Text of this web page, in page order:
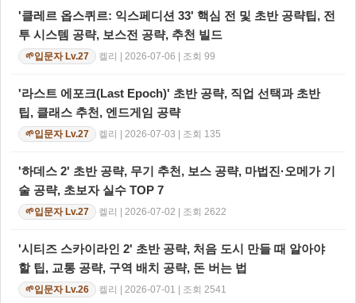
'클레르 옵스퀴르: 익스페디션 33' 핵심 전 및 초반 공략팁, 전
투 시스템 공략, 보스전 공략, 추천 빌드
🌱입문자 Lv.27 켈리 | 2026-07-06 | 조회 99
'라스트 에포크(Last Epoch)' 초반 공략, 직업 선택과 초반
팁, 클래스 추천, 엔드게임 공략
🌱입문자 Lv.27 켈리 | 2026-07-03 | 조회 135
'하데스 2' 초반 공략, 무기 추천, 보스 공략, 마법진·오메가 기
술 공략, 초보자 실수 TOP 7
🌱입문자 Lv.27 켈리 | 2026-07-02 | 조회 2622
'시티즈 스카이라인 2' 초반 공략, 처음 도시 만들 때 알아야
할 팁, 교통 공략, 구역 배치 공략, 돈 버는 법
🌱입문자 Lv.26 켈리 | 2026-07-01 | 조회 2541